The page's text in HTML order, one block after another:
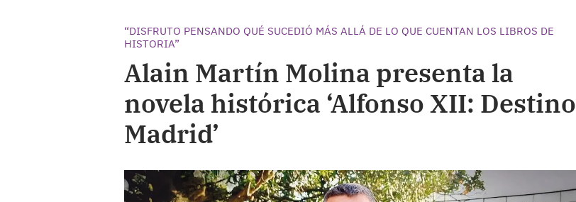
“DISFRUTO PENSANDO QUÉ SUCEDIÓ MÁS ALLÁ DE LO QUE CUENTAN LOS LIBROS DE
HISTORIA”
Alain Martín Molina presenta la
novela histórica ‘Alfonso XII: Destino
Madrid’